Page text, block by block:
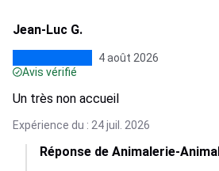
Jean-Luc G.
4 août 2026
Avis vérifié
Un très non accueil
Expérience du : 24 juil. 2026
Réponse de Animalerie-